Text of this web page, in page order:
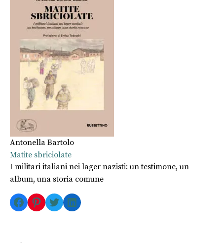
Antonella Bartolo
Matite sbriciolate
I militari italiani nei lager nazisti: un testimone, un
album, una storia comune
Facebook
Pinterest
TwitterLinkedIn